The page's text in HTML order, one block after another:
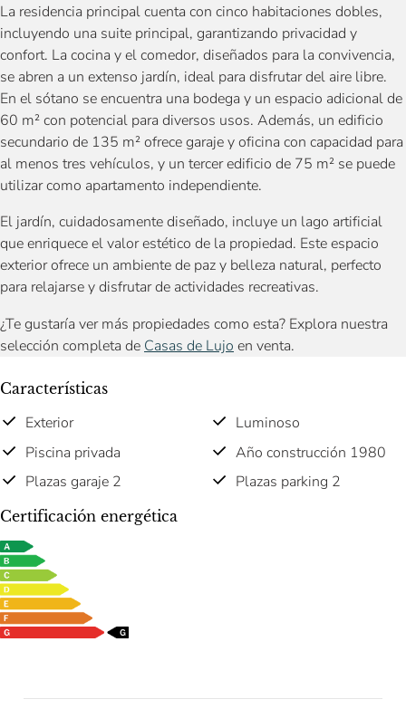
La residencia principal cuenta con cinco habitaciones dobles,
incluyendo una suite principal, garantizando privacidad y
confort. La cocina y el comedor, diseñados para la convivencia,
se abren a un extenso jardín, ideal para disfrutar del aire libre.
En el sótano se encuentra una bodega y un espacio adicional de
60 m² con potencial para diversos usos. Además, un edificio
secundario de 135 m² ofrece garaje y oficina con capacidad para
al menos tres vehículos, y un tercer edificio de 75 m² se puede
utilizar como apartamento independiente.
El jardín, cuidadosamente diseñado, incluye un lago artificial
que enriquece el valor estético de la propiedad. Este espacio
exterior ofrece un ambiente de paz y belleza natural, perfecto
para relajarse y disfrutar de actividades recreativas.
¿Te gustaría ver más propiedades como esta? Explora nuestra
selección completa de Casas de Lujo en venta.
Características
Exterior
Luminoso
Piscina privada
Año construcción 1980
Plazas garaje 2
Plazas parking 2
Certificación energética